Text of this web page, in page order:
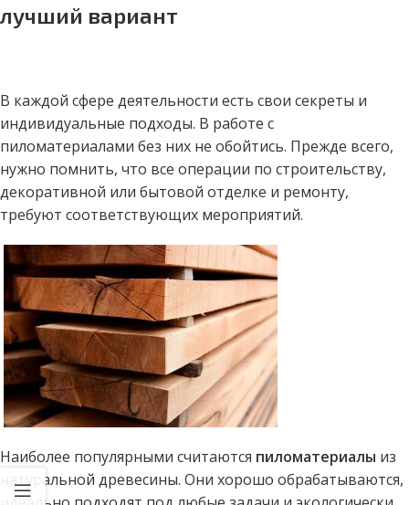
лучший вариант
В каждой сфере деятельности есть свои секреты и
индивидуальные подходы. В работе с
пиломатериалами без них не обойтись. Прежде всего,
нужно помнить, что все операции по строительству,
декоративной или бытовой отделке и ремонту,
требуют соответствующих мероприятий.
Наиболее популярными считаются пиломатериалы из
натуральной древесины. Они хорошо обрабатываются,